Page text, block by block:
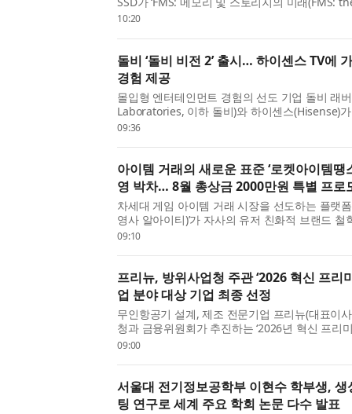
Memory and Storage) ’의 ‘특수 스토리지
10:20
돌비 ‘돌비 비전 2’ 출시… 하이센스 TV에
경험 제공
몰입형 엔터테인먼트 경험의 선도 기업 돌비 래
Laboratories, 이하 돌비)와 하이센스(Hisense)
모델에 ‘돌비 비전 2(Dolby Vision 2)’를 탑재하
09:36
아이템 거래의 새로운 표준 ‘로켓아이템땡
영 박차… 8월 총상금 2000만원 특별 프로
차세대 게임 아이템 거래 시장을 선도하는 플랫
영사 알아이티)’가 자사의 유저 친화적 브랜드
월 한 달간 총상금 2000만원 규모의 ‘판매왕·구매
09:10
프리뉴, 방위사업청 주관 ‘2026 혁신 프리
업 분야 대상 기업 최종 선정
무인항공기 설계, 제조 전문기업 프리뉴(대표이
청과 금융위원회가 추진하는 ‘2026년 혁신 프리
분야 대상 기업으로 최종 선정됐다고 밝혔다. ‘혁
09:00
서울대 전기정보공학부 이현수 학부생,
팅 연구로 세계 주요 학회 논문 다수 발표